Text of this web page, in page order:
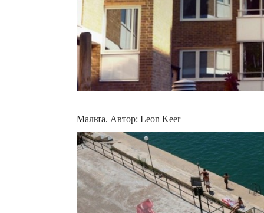
Мальта. Автор: Leon Keer